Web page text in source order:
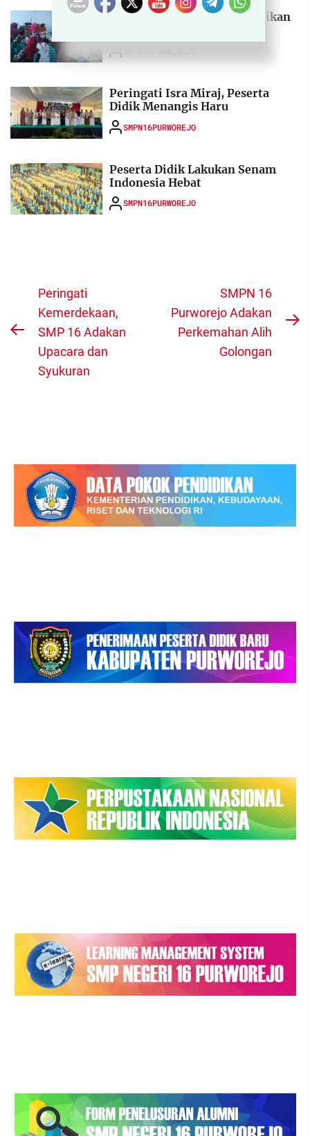
Aktifkan Kombel, KS Sampaikan
Peringati Isra Miraj, Peserta
Didik Menangis Haru
SMPN16PURWOREJO
Peserta Didik Lakukan Senam
Indonesia Hebat
SMPN16PURWOREJO
Navigasi
pos
Previous
Peringati
Kemerdekaan,
SMP 16 Adakan
Upacara dan
Syukuran
SMPN 16
Purworejo Adakan
Perkemahan Alih
Golongan